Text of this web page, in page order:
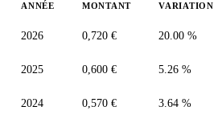
ANNÉE MONTANT VARIATION
2026 0,720 € 20.00 %
2025 0,600 € 5.26 %
2024 0,570 € 3.64 %